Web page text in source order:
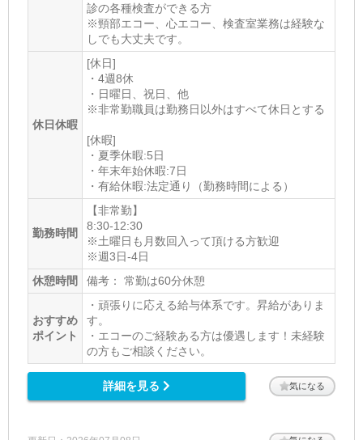
ホームページ
https://sakura-nk-clinic.com/
診の各種検査ができる方
※頸部エコー、心エコー、検査室業務は経験な
しでも大丈夫です。
休日休暇
[休日]
・4週8休
・日曜日、祝日、他
※非常勤職員は勤務日以外はすべて休日とする
[休暇]
・夏季休暇:5日
・年末年始休暇:7日
・有給休暇:法定通り（勤務時間による）
勤務時間
【非常勤】
8:30-12:30
※土曜日も月数回入って頂ける方歓迎
※週3日-4日
休憩時間
備考： 常勤は60分休憩
おすすめ
ポイント
・頑張りに応える給与体系です。昇給がありま
す。
・エコーのご経験ある方は優遇します！未経験
の方もご相談ください。
詳細を見る 気になる